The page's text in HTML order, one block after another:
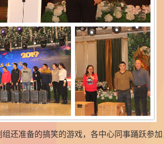
还准备的搞笑的游戏，各中心同事踊跃参